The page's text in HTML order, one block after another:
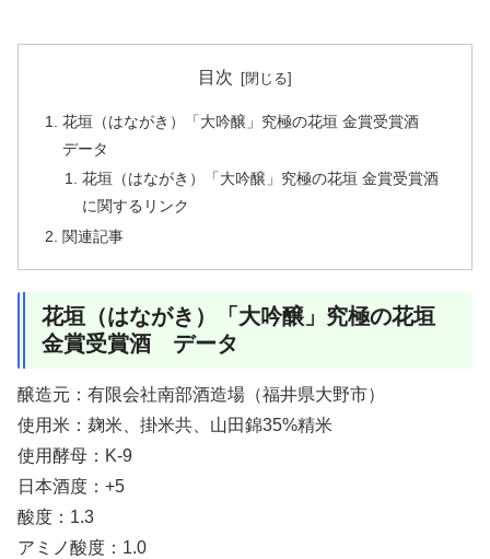
目次
花垣（はながき）「大吟醸」究極の花垣 金賞受賞酒
データ
花垣（はながき）「大吟醸」究極の花垣 金賞受賞酒
に関するリンク
関連記事
花垣（はながき）「大吟醸」究極の花垣
金賞受賞酒 データ
醸造元：有限会社南部酒造場（福井県大野市）
使用米：麹米、掛米共、山田錦35%精米
使用酵母：K-9
日本酒度：+5
酸度：1.3
アミノ酸度：1.0